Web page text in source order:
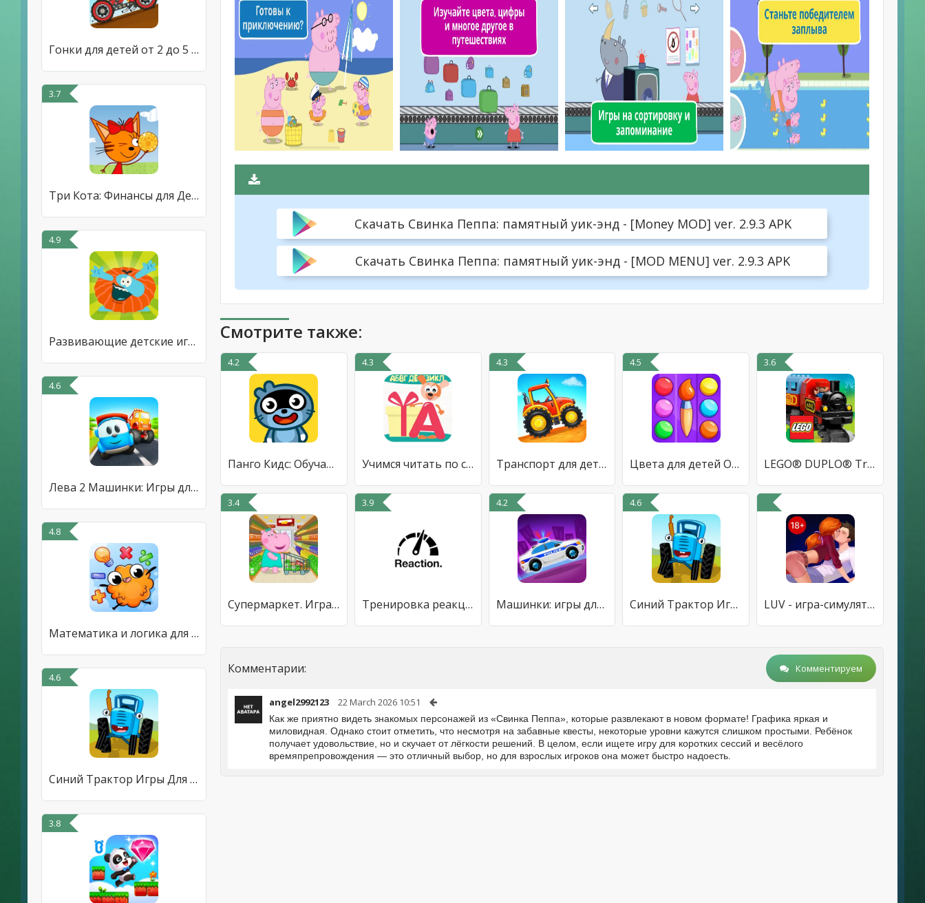
Гонки для детей от 2 до 5 лет
3.7
Три Кота: Финансы для Детей
4.9
Развивающие детские игры. Бодо
4.6
Лева 2 Машинки: Игры для Детей
4.8
Математика и логика для детей!
4.6
Синий Трактор Игры Для Малышей
3.8
Скачать Свинка Пеппа: памятный уик-энд - [Money MOD] ver. 2.9.3 APK
Скачать Свинка Пеппа: памятный уик-энд - [MOD MENU] ver. 2.9.3 APK
Смотрите также:
4.2
Панго Кидс: Обучающие игры
4.3
Учимся читать по слогам! Весел
4.3
Транспорт для детей Машинки 3
4.5
Цвета для детей Обучающие Игры
3.6
LEGO® DUPLO® Train
3.4
Супермаркет. Игра для детей
3.9
Тренировка реакции
4.2
Машинки: игры для детей, пазлы
4.6
Синий Трактор Игры Для Малышей LUV - игра-симулятор
Комментарии: Комментируем
angel2992123 22 March 2026 10:51
Как же приятно видеть знакомых персонажей из «Свинка Пеппа», которые развлекают в новом формате! Графика яркая и
миловидная. Однако стоит отметить, что несмотря на забавные квесты, некоторые уровни кажутся слишком простыми. Ребёнок
получает удовольствие, но и скучает от лёгкости решений. В целом, если ищете игру для коротких сессий и весёлого
времяпрепровождения — это отличный выбор, но для взрослых игроков она может быстро надоесть.